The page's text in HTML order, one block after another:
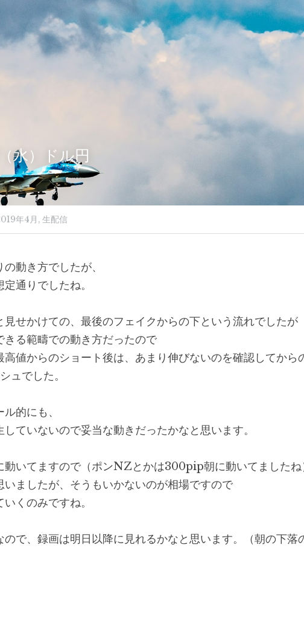
水）ドル円
年4月, 生配信
動き方でしたが、
通りでしたね。
見せかけての、最後のフェイクからの下という流れでしたが
きる範疇での動き方だったので
高値からのショート後は、あまり伸びないのを確認してから
ュでした。
的にも、
していないので妥当な動きだったかなと思います。
動いてますので（ポンNZとかは300pip朝に動いてましたね
いましたが、そうもいかないのが相場ですので
くのみですね。
ので、録画は明日以降に見れるかなと思います。（朝の下落